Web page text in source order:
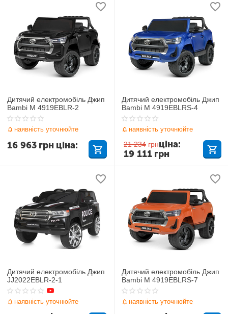
Дитячий електромобіль Джип
Bambi M 4919EBLR-2
наявність уточнюйте
16 963 грн ціна:
Дитячий електромобіль Джип
Bambi M 4919EBLRS-4
наявність уточнюйте
21 234 грн
19 111 грн
ціна:
Дитячий електромобіль Джип
JJ2022EBLR-2-1
наявність уточнюйте
Дитячий електромобіль Джип
Bambi M 4919EBLRS-7
наявність уточнюйте